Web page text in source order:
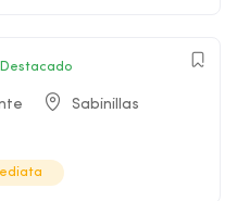
Destacado
Sabinillas